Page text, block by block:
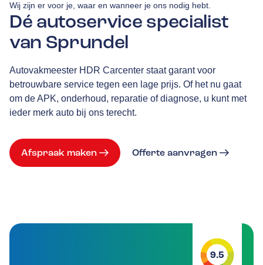
Dé autoservice specialist
van Sprundel
Wij zijn er voor je, waar en wanneer je ons nodig hebt.
Autovakmeester HDR Carcenter staat garant voor
betrouwbare service tegen een lage prijs. Of het nu gaat
om de APK, onderhoud, reparatie of diagnose, u kunt met
ieder merk auto bij ons terecht.
Afspraak maken Offerte aanvragen
9.5